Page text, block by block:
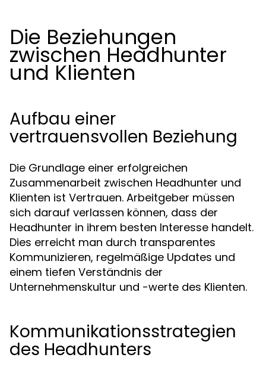
Die Beziehungen
zwischen Headhunter
und Klienten
Aufbau einer
vertrauensvollen Beziehung
Die Grundlage einer erfolgreichen
Zusammenarbeit zwischen Headhunter und
Klienten ist Vertrauen. Arbeitgeber müssen
sich darauf verlassen können, dass der
Headhunter in ihrem besten Interesse handelt.
Dies erreicht man durch transparentes
Kommunizieren, regelmäßige Updates und
einem tiefen Verständnis der
Unternehmenskultur und -werte des Klienten.
Kommunikationsstrategien
des Headhunters